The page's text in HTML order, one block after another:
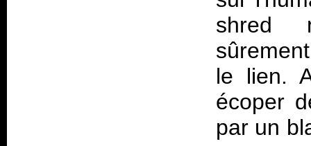
shred
le lien.
écoper
par un